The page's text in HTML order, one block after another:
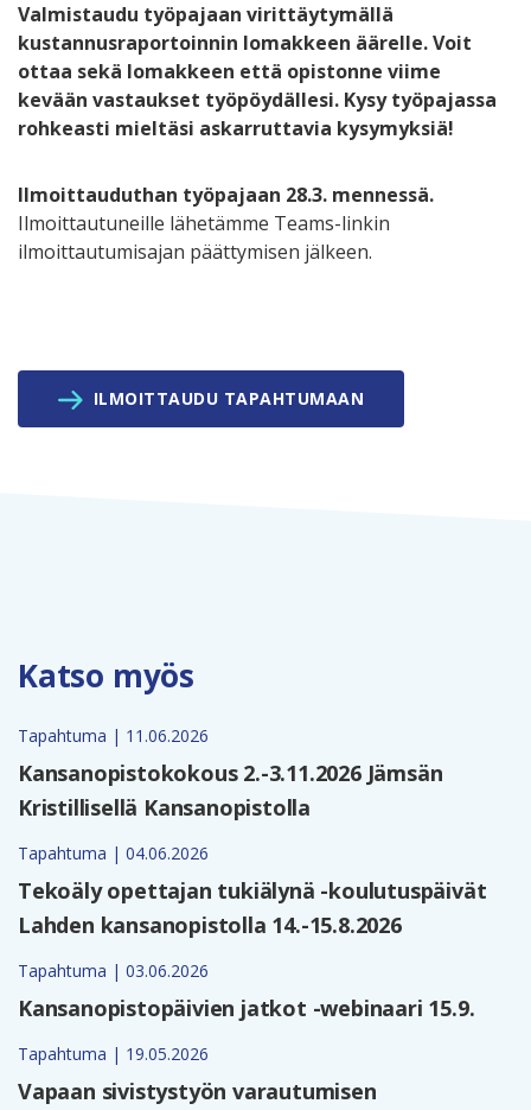
Valmistaudu työpajaan virittäytymällä
kustannusraportoinnin lomakkeen äärelle. Voit
ottaa sekä lomakkeen että opistonne viime
kevään vastaukset työpöydällesi. Kysy työpajassa
rohkeasti mieltäsi askarruttavia kysymyksiä!
Ilmoittauduthan työpajaan 28.3. mennessä.
Ilmoittautuneille lähetämme Teams-linkin
ilmoittautumisajan päättymisen jälkeen.
ILMOITTAUDU TAPAHTUMAAN
Katso myös
Tapahtuma | 11.06.2026
Kansanopistokokous 2.-3.11.2026 Jämsän
Kristillisellä Kansanopistolla
Tapahtuma | 04.06.2026
Tekoäly opettajan tukiälynä -koulutuspäivät
Lahden kansanopistolla 14.-15.8.2026
Tapahtuma | 03.06.2026
Kansanopistopäivien jatkot -webinaari 15.9.
Tapahtuma | 19.05.2026
Vapaan sivistystyön varautumisen